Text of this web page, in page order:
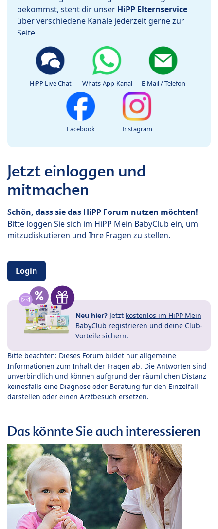
bekommst, steht dir unser HiPP Elternservice
über verschiedene Kanäle jederzeit gerne zur
Seite.
HiPP Live Chat Whats-App-Kanal E-Mail / Telefon
Facebook Instagram
Jetzt einloggen und
mitmachen
Schön, dass sie das HiPP Forum nutzen möchten!
Bitte loggen Sie sich im HiPP Mein BabyClub ein, um
mitzudiskutieren und Ihre Fragen zu stellen.
Login
Neu hier? Jetzt kostenlos im HiPP Mein
BabyClub registrieren und deine Club-
Vorteile sichern.
Bitte beachten: Dieses Forum bildet nur allgemeine
Informationen zum Inhalt der Fragen ab. Die Antworten sind
unverbindlich und können aufgrund der räumlichen Distanz
keinesfalls eine Diagnose oder Beratung für den Einzelfall
darstellen oder einen Arztbesuch ersetzen.
Das könnte Sie auch interessieren